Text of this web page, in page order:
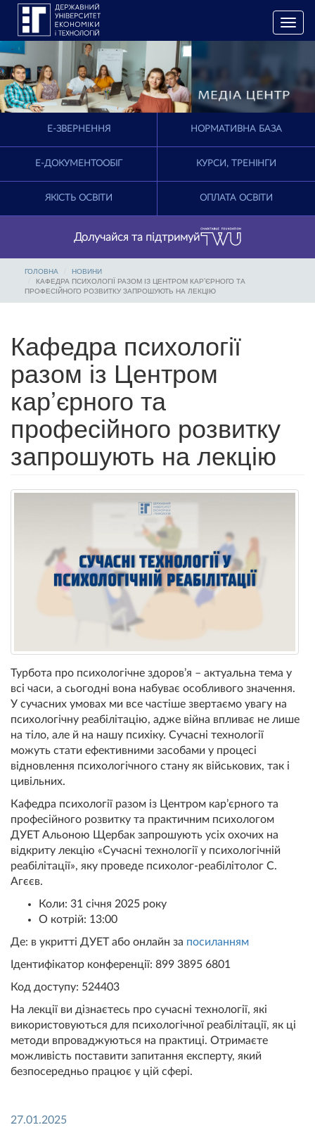
T
o
e
i
a
E-ЗВЕРНЕННЯ НОРМАТИВНА БАЗА
Е-ДОКУМЕНТООБІГ КУРСИ, ТРЕНІНГИ
ЯКІСТЬ ОСВІТИ ОПЛАТА ОСВІТИ
Долучайся та підтримуй
ГОЛОВНА
НОВИНИ
КАФЕДРА ПСИХОЛОГІЇ РАЗОМ ІЗ ЦЕНТРОМ КАР’ЄРНОГО ТА
ПРОФЕСІЙНОГО РОЗВИТКУ ЗАПРОШУЮТЬ НА ЛЕКЦІЮ
Кафедра психології
разом із Центром
кар’єрного та
професійного розвитку
запрошують на лекцію
Турбота про психологічне здоров’я – актуальна тема у
всі часи, а сьогодні вона набуває особливого значення.
У сучасних умовах ми все частіше звертаємо увагу на
психологічну реабілітацію, адже війна впливає не лише
на тіло, але й на нашу психіку. Сучасні технології
можуть стати ефективними засобами у процесі
відновлення психологічного стану як військових, так і
цивільних.
Кафедра психології разом із Центром карʼєрного та
професійного розвитку та практичним психологом
ДУЕТ Альоною Щербак запрошують усіх охочих на
відкриту лекцію «Сучасні технології у психологічній
реабілітації», яку проведе психолог-реабілітолог С.
Агєєв.
Коли: 31 січня 2025 року
О котрій: 13:00
Де: в укритті ДУЕТ або онлайн за посиланням
Ідентифікатор конференції: 899 3895 6801
Код доступу: 524403
На лекції ви дізнаєтесь про сучасні технології, які
використовуються для психологічної реабілітації, як ці
методи впроваджуються на практиці. Отримаєте
можливість поставити запитання експерту, який
безпосередньо працює у цій сфері.
27.01.2025